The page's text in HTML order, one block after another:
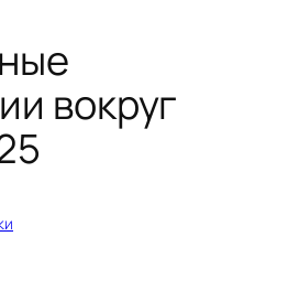
вокруг